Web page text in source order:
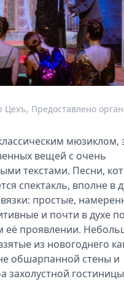
Цехъ, Предоставлено
мюзиклом,
вещей с очень
текстами. Песни,
спектакль, вполне в
простые,
и почти в духе
её проявлении.
из новогоднего
обшарпанной стены и
захолустной